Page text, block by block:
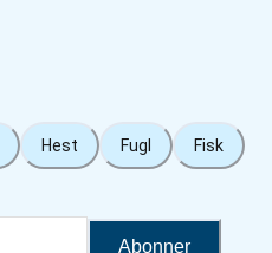
Hest Fugl Fisk
Abonner